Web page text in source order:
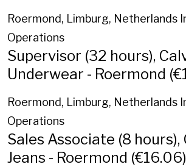
Roermond, Limburg, Netherlands
Operations
Supervisor (32 hours),
Underwear - Roermond
Roermond, Limburg, Netherlands
Operations
Sales Associate (8 hours),
Jeans - Roermond (€16.06)